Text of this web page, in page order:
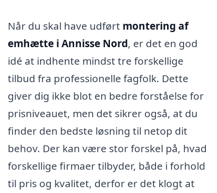
Når du skal have udført montering af
emhætte i Annisse Nord, er det en god
idé at indhente mindst tre forskellige
tilbud fra professionelle fagfolk. Dette
giver dig ikke blot en bedre forståelse for
prisniveauet, men det sikrer også, at du
finder den bedste løsning til netop dit
behov. Der kan være stor forskel på, hvad
forskellige firmaer tilbyder, både i forhold
til pris og kvalitet, derfor er det klogt at